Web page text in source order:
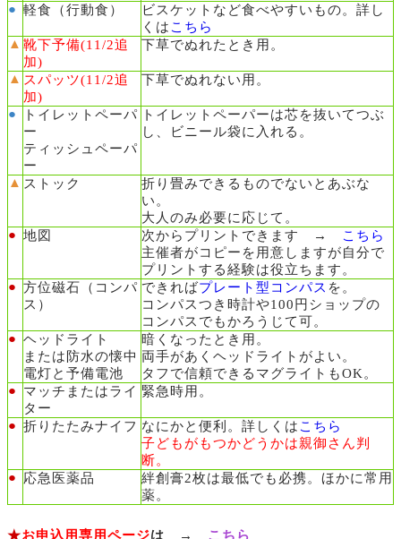
● 軽食（行動食）
ビスケットなど食べやすいもの。詳し
くは こちら
▲ 靴下予備(11/2追
加)
下草でぬれたとき用。
▲ スパッツ(11/2追
加)
下草でぬれない用。
●
トイレットペーパ
ー
ティッシュペーパ
ー
トイレットペーパーは芯を抜いてつぶ
し、ビニール袋に入れる。
▲ ストック
折り畳みできるものでないとあぶな
い。
大人のみ必要に応じて。
● 地図 次からプリントできます →
こちら
主催者がコピーを用意しますが自分で
プリントする経験は役立ちます。
● 方位磁石（コンパ
ス）
できればプレート型コンパス を。
コンパスつき時計や100円ショップの
コンパスでもかろうじて可。
● ヘッドライト
または防水の懐中
電灯と予備電池
暗くなったとき用。
両手があくヘッドライトがよい。
タフで信頼できるマグライトもOK。
●
マッチまたはライ
ター
緊急時用。
● 折りたたみナイフ なにかと便利。詳しくは こちら
子どもがもつかどうかは親御さん判
断。
●
応急医薬品
絆創膏2枚は最低でも必携。ほかに常用
薬。
★お申込用専用ページは → こちら